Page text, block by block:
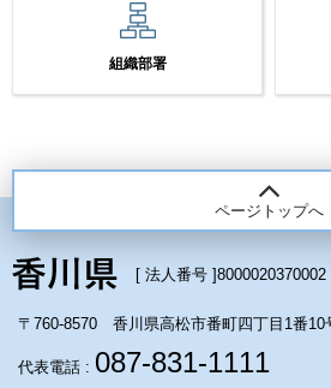
組織部署
ページトップへ
[ 法人番号 ]8000020370002
〒760-8570 香川県高松市番町四丁目1番10
代表電話 : 087-831-1111